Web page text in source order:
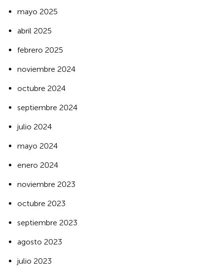
mayo 2025
abril 2025
febrero 2025
noviembre 2024
octubre 2024
septiembre 2024
julio 2024
mayo 2024
enero 2024
noviembre 2023
octubre 2023
septiembre 2023
agosto 2023
julio 2023